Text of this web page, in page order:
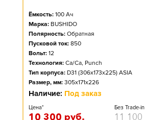
Ёмкость: 100 Ач
Марка: BUSHIDO
Полярность: Обратная
Пусковой ток: 850
Вольт: 12
Технология: Ca/Ca, Punch
Тип корпуса: D31 (306x173x225) ASIA
Размер, мм: 305x171x226
Наличие: Под заказ
Цена*
10 300 руб.
Без Trade-in
11 100